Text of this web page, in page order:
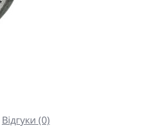
Відгуки (0)